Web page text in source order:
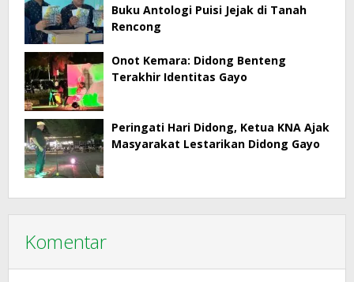
Buku Antologi Puisi Jejak di Tanah
Rencong
Onot Kemara: Didong Benteng
Terakhir Identitas Gayo
Peringati Hari Didong, Ketua KNA Ajak
Masyarakat Lestarikan Didong Gayo
Komentar